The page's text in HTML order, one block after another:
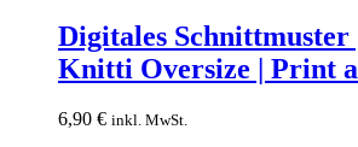
Schnittmuster
|
Pullover
Oversize
Digitales
Knitti Oversize | Print
6,90 € inkl. MwSt.